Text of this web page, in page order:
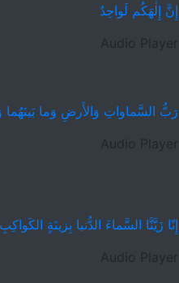
إِنَّ إِلٰهَكُم لَواحِدٌ
Audio Player
رَبُّ السَّماواتِ وَالأَرضِ وَما
Audio Player
إِنّا زَيَّنَّا السَّماءَ الدُّنيا بِزينَةٍ الكَواكِبِ
Audio Player